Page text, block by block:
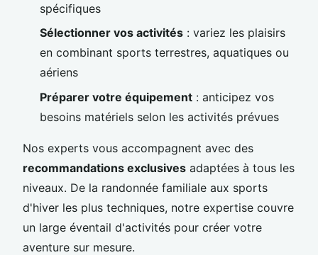
spécifiques
Sélectionner vos activités : variez les plaisirs
en combinant sports terrestres, aquatiques ou
aériens
Préparer votre équipement : anticipez vos
besoins matériels selon les activités prévues
Nos experts vous accompagnent avec des
recommandations exclusives adaptées à tous les
niveaux. De la randonnée familiale aux sports
d'hiver les plus techniques, notre expertise couvre
un large éventail d'activités pour créer votre
aventure sur mesure.